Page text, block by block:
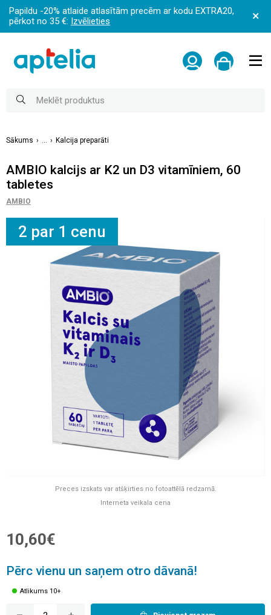
Papildu -20% atlaide atlasītām precēm ar kodu EXTRA20,
pērkot no 35 €: Izvēlieties
Sākums Kalcija preparāti
AMBIO kalcijs ar K2 un D3 vitamīniem, 60
tabletes
AMBIO
2 par 1 cenu
Preces izskats var atšķirties no fotoattēlā redzamā.
Interneta veikala cena
10,60€
Pērc vienu un saņem otro dāvanā!
Atlikums 10+